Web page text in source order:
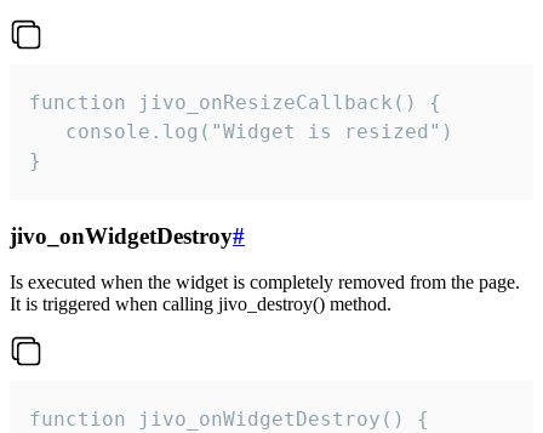
function jivo_onResizeCallback() {
   console.log("Widget is resized")
}
jivo_onWidgetDestroy#
Is executed when the widget is completely removed from the page.
It is triggered when calling jivo_destroy() method.
function jivo_onWidgetDestroy() {